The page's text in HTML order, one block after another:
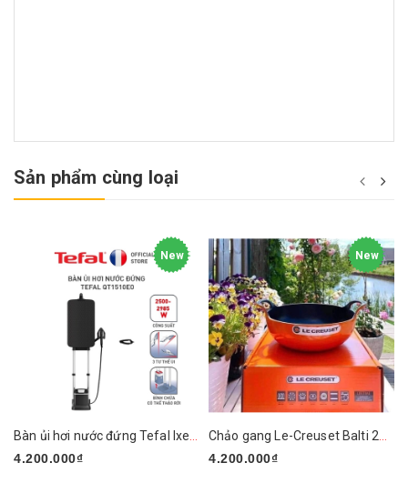
Sản phẩm cùng loại
New
4.200.000₫
New
4.200.000₫